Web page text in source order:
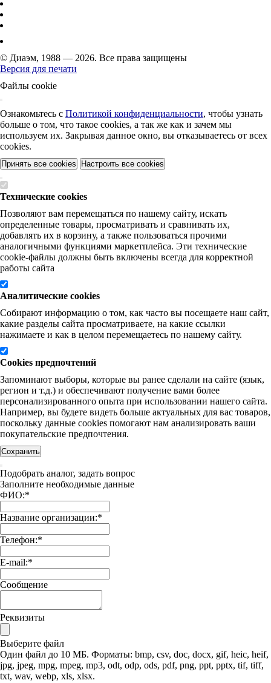
© Диаэм, 1988 — 2026. Все права защищены
Версия для печати
Файлы cookie
Ознакомьтесь с Политикой конфиденциальности, чтобы узнать
больше о том, что такое cookies, а так же как и зачем мы
используем их. Закрывая данное окно, вы отказываетесь от всех
cookies.
Принять все cookies Настроить все cookies
Технические cookies
Позволяют вам перемещаться по нашему сайту, искать
определенные товары, просматривать и сравнивать их,
добавлять их в корзину, а также пользоваться прочими
аналогичными функциями маркетплейса. Эти технические
cookie-файлы должны быть включены всегда для корректной
работы сайта
Аналитические cookies
Собирают информацию о том, как часто вы посещаете наш сайт,
какие разделы сайта просматриваете, на какие ссылки
нажимаете и как в целом перемещаетесь по нашему сайту.
Cookies предпочтений
Запоминают выборы, которые вы ранее сделали на сайте (язык,
регион и т.д.) и обеспечивают получение вами более
персонализированного опыта при использовании нашего сайта.
Например, вы будете видеть больше актуальных для вас товаров,
поскольку данные cookies помогают нам анализировать ваши
покупательские предпочтения.
Сохранить
Подобрать аналог, задать вопрос
Заполните необходимые данные
ФИО:*
Название организации:*
Телефон:*
E-mail:*
Сообщение
Реквизиты
Выберите файл
Один файл до 10 МБ. Форматы: bmp, csv, doc, docx, gif, heic, heif,
jpg, jpeg, mpg, mpeg, mp3, odt, odp, ods, pdf, png, ppt, pptx, tif, tiff,
txt, wav, webp, xls, xlsx.